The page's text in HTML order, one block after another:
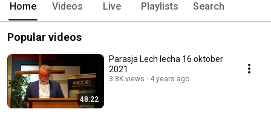
Home Videos Live Playlists Search
Popular videos
48:22
Parasja Lech lecha 16 oktober
2021
3.8K views 4 years ago